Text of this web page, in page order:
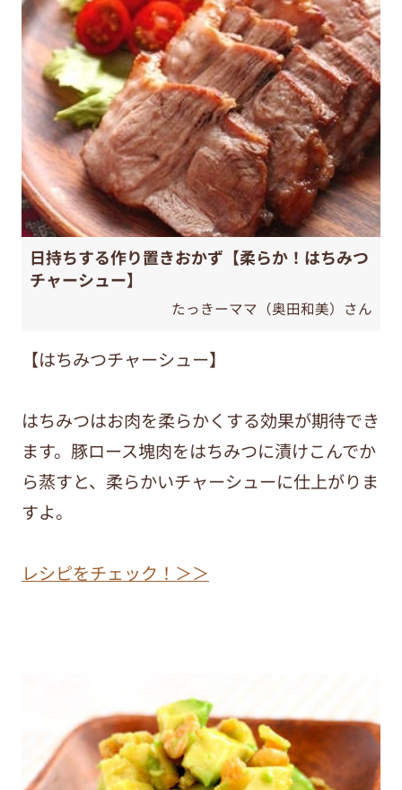
日持ちする作り置きおかず【柔らか！はちみつ
チャーシュー】
たっきーママ（奥田和美）さん
【はちみつチャーシュー】
はちみつはお肉を柔らかくする効果が期待でき
ます。豚ロース塊肉をはちみつに漬けこんでか
ら蒸すと、柔らかいチャーシューに仕上がりま
すよ。
レシピをチェック！＞＞